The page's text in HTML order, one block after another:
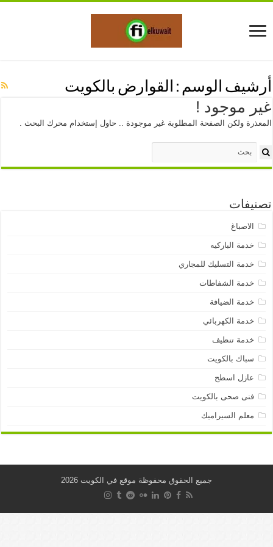
أرشيف الوسم : القوارض بالكويت
غير موجود !
المعذرة ولكن الصفحة المطلوبة غير موجودة .. حاول إستخدام محرك البحث .
تصنيفات
الاصباغ
خدمة الباركيه
خدمة التسليك للمجاري
خدمة الشفاطات
خدمة الضيافة
خدمة الكهربائي
خدمة تنظيف
سباك بالكويت
عازل اسطح
فنى صحى بالكويت
معلم السيراميك
جميع الحقوق محفوظة موقع في الكويت 2026